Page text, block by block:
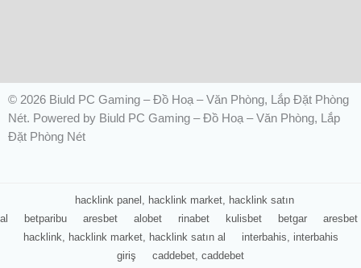
© 2026 Biuld PC Gaming – Đồ Hoạ – Văn Phòng, Lắp Đặt Phòng
Nét. Powered by Biuld PC Gaming – Đồ Hoạ – Văn Phòng, Lắp
Đặt Phòng Nét
hacklink panel, hacklink market, hacklink satın
al
betparibu aresbet alobet rinabet kulisbet betgar
aresbet
hacklink, hacklink market, hacklink satın al
interbahis, interbahis
giriş
caddebet, caddebet